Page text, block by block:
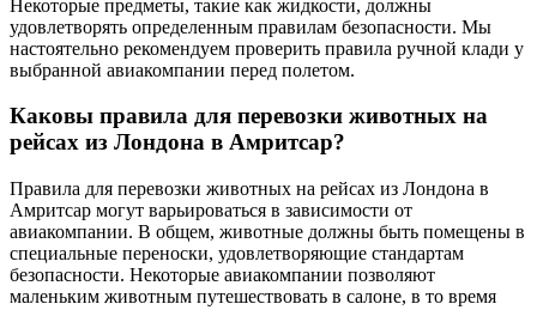
Некоторые предметы, такие как жидкости, должны
удовлетворять определенным правилам безопасности. Мы
настоятельно рекомендуем проверить правила ручной клади у
выбранной авиакомпании перед полетом.
Каковы правила для перевозки животных на
рейсах из Лондона в Амритсар?
Правила для перевозки животных на рейсах из Лондона в
Амритсар могут варьироваться в зависимости от
авиакомпании. В общем, животные должны быть помещены в
специальные переноски, удовлетворяющие стандартам
безопасности. Некоторые авиакомпании позволяют
маленьким животным путешествовать в салоне, в то время